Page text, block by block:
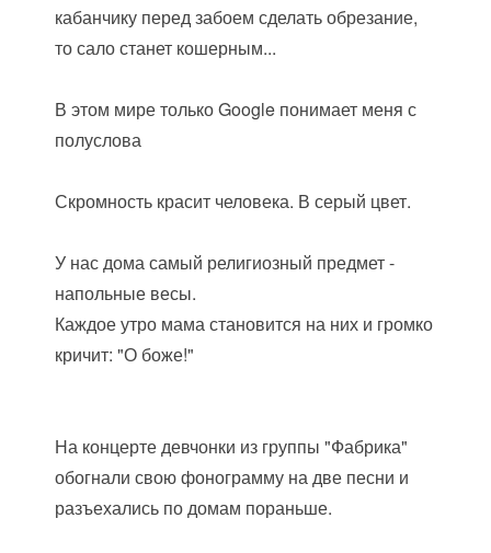
кабанчику перед забоем сделать обрезание,
то сало станет кошерным...
В этом мире только Google понимает меня с
полуслова
Скромность красит человека. В серый цвет.
У нас дома самый религиозный предмет -
напольные весы.
Каждое утро мама становится на них и громко
кричит: "О боже!"
На концерте девчонки из группы "Фабрика"
обогнали свою фонограмму на две песни и
разъехались по домам пораньше.